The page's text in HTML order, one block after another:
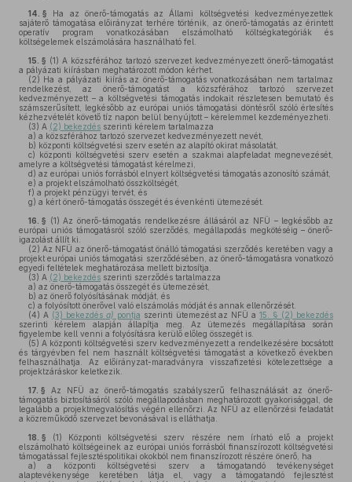
14. § Ha az önerő-támogatás az Állami költségvetési kedvezményezettek
sajáterő támogatása előirányzat terhére történik, az önerő-támogatás az érintett
operatív program vonatkozásában elszámolható költségkategóriák és
költségelemek elszámolására használható fel.
15. § (1) A közszférához tartozó szervezet kedvezményezett önerő-támogatást
a pályázati kiírásban meghatározott módon kérhet.
(2) Ha a pályázati kiírás az önerő-támogatás vonatkozásában nem tartalmaz
rendelkezést, az önerő-támogatást a közszférához tartozó szervezet
kedvezményezett – a költségvetési támogatás indokait részletesen bemutató és
számszerűsített, legkésőbb az európai uniós támogatási döntésről szóló értesítés
kézhezvételét követő tíz napon belül benyújtott – kérelemmel kezdeményezheti.
(3) A (2) bekezdés szerinti kérelem tartalmazza
a) a közszférához tartozó szervezet kedvezményezett nevét,
b) központi költségvetési szerv esetén az alapító okirat másolatát,
c) központi költségvetési szerv esetén a szakmai alapfeladat megnevezését,
amelyre a költségvetési támogatást kérelmezi,
d) az európai uniós forrásból elnyert költségvetési támogatás azonosító számát,
e) a projekt elszámolható összköltségét,
f) a projekt pénzügyi tervét, és
g) a kért önerő-támogatás összegét és évenkénti ütemezését.
16. § (1) Az önerő-támogatás rendelkezésre állásáról az NFÜ – legkésőbb az
európai uniós támogatásról szóló szerződés, megállapodás megkötéséig – önerő-
igazolást állít ki.
(2) Az NFÜ az önerő-támogatást önálló támogatási szerződés keretében vagy a
projekt európai uniós támogatási szerződésében, az önerő-támogatásra vonatkozó
egyedi feltételek meghatározása mellett biztosítja.
(3) A (2) bekezdés szerinti szerződés tartalmazza
a) az önerő-támogatás összegét és ütemezését,
b) az önerő folyósításának módját, és
c) a folyósított önerővel való elszámolás módját és annak ellenőrzését.
(4) A (3) bekezdés a) pontja szerinti ütemezést az NFÜ a15. § (2) bekezdés
szerinti kérelem alapján állapítja meg. Az ütemezés megállapítása során
figyelembe kell venni a folyósításra kerülő előleg összegét is.
(5) A központi költségvetési szerv kedvezményezett a rendelkezésére bocsátott
és tárgyévben fel nem használt költségvetési támogatást a következő években
felhasználhatja. Az előirányzat-maradványra visszafizetési kötelezettsége a
projektzáráskor keletkezik.
17. § Az NFÜ az önerő-támogatás szabályszerű felhasználását az önerő-
támogatás biztosításáról szóló megállapodásban meghatározott gyakorisággal, de
legalább a projektmegvalósítás végén ellenőrzi. Az NFÜ az ellenőrzési feladatát
a közreműködő szervezet bevonásával is elláthatja.
18. § (1) Központi költségvetési szerv részére nem írható elő a projekt
elszámolható költségeinek az európai uniós forrásból finanszírozott költségvetési
támogatással fejlesztéspolitikai okokból nem finanszírozott részére önerő, ha
a) a központi költségvetési szerv a támogatandó tevékenységet
alaptevékenysége keretében látja el, vagy a támogatandó fejlesztést